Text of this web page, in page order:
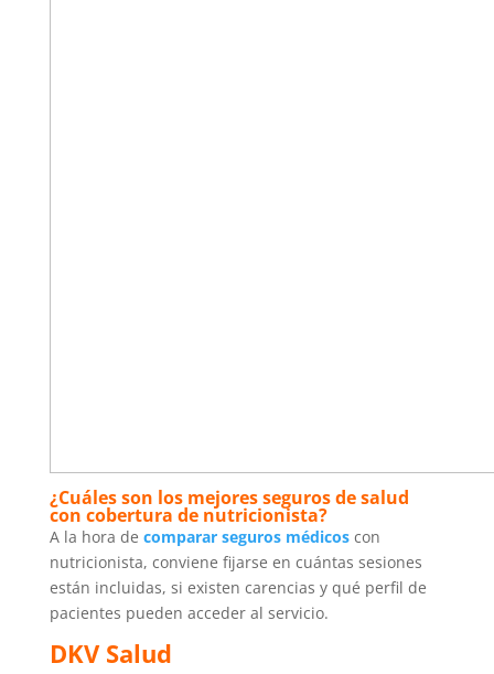
¿Cuáles son los mejores seguros de salud
con cobertura de nutricionista?
A la hora de comparar seguros médicoscon
nutricionista, conviene fijarse en cuántas sesiones
están incluidas, si existen carencias y qué perfil de
pacientes pueden acceder al servicio.
DKV Salud